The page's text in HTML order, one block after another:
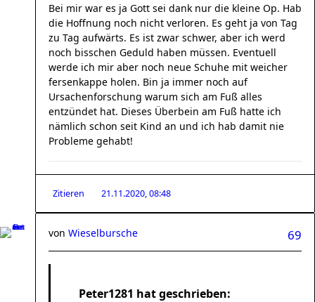
Bei mir war es ja Gott sei dank nur die kleine Op. Hab
die Hoffnung noch nicht verloren. Es geht ja von Tag
zu Tag aufwärts. Es ist zwar schwer, aber ich werd
noch bisschen Geduld haben müssen. Eventuell
werde ich mir aber noch neue Schuhe mit weicher
fersenkappe holen. Bin ja immer noch auf
Ursachenforschung warum sich am Fuß alles
entzündet hat. Dieses Überbein am Fuß hatte ich
nämlich schon seit Kind an und ich hab damit nie
Probleme gehabt!
Zitieren 21.11.2020, 08:48
69
von Wieselbursche
Peter1281 hat geschrieben: